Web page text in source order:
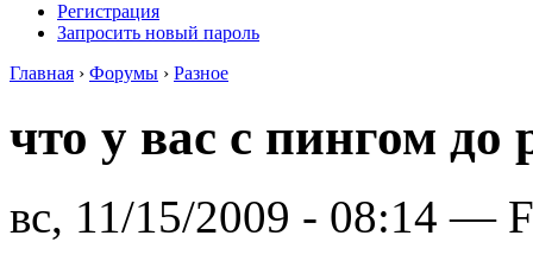
Регистрация
Запросить новый пароль
Главная › Форумы › Разное
что у вас с пингом до
вс, 11/15/2009 - 08:14 —